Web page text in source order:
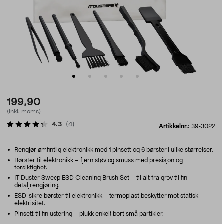
199,90
(inkl. moms)
Artikkelnr.: 39-3022
4.3 (4)
Rengjør ømfintlig elektronikk med 1 pinsett og 6 børster i ulike størrelser.
Børster til elektronikk – fjern støv og smuss med presisjon og
forsiktighet.
IT Duster Sweep ESD Cleaning Brush Set – til alt fra grov til fin
detaljrengjøring.
ESD-sikre børster til elektronikk – termoplast beskytter mot statisk
elektrisitet.
Pinsett til finjustering – plukk enkelt bort små partikler.